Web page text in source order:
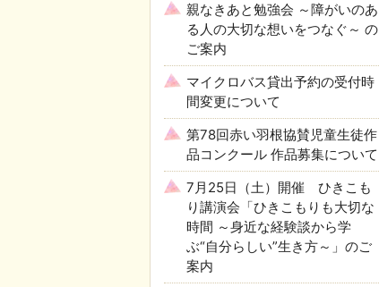
親なきあと勉強会 ～障がいのあ
る人の大切な想いをつなぐ～ の
ご案内
マイクロバス貸出予約の受付時
間変更について
第78回赤い羽根協賛児童生徒作
品コンクール 作品募集について
7月25日（土）開催 ひきこも
り講演会「ひきこもりも大切な
時間 ～身近な経験談から学
ぶ“自分らしい”生き方～」のご
案内